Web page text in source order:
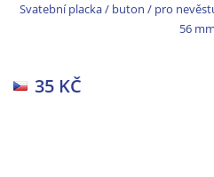
Svatební placka / buton / pro
56
35 KČ